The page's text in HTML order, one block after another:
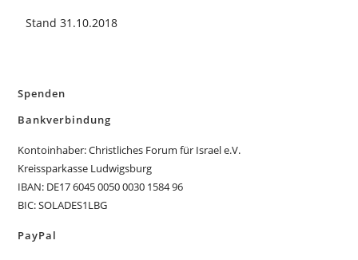
Stand 31.10.2018
Spenden
Bankverbindung
Kontoinhaber: Christliches Forum für Israel e.V.
Kreissparkasse Ludwigsburg
IBAN: DE17 6045 0050 0030 1584 96
BIC: SOLADES1LBG
PayPal